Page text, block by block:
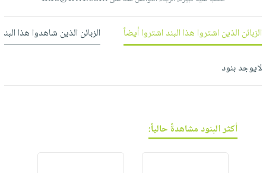
اكسسوارات
منزلية
ملابس
مطرزات
حلي
عناية
الاشتراكات
صندوق
القراءة
iKitab
بلا
متقدم
نيل
وفرات
الشركة
سياسة
الشركة
لائحة
الأمنيات
الزبائن الذين اشتروا هذا البند اشتروا أيضاً الزبائن الذين شاهدوا هذا
لايوجد بنود
أكثر البنود مشاهدةً حالياً: